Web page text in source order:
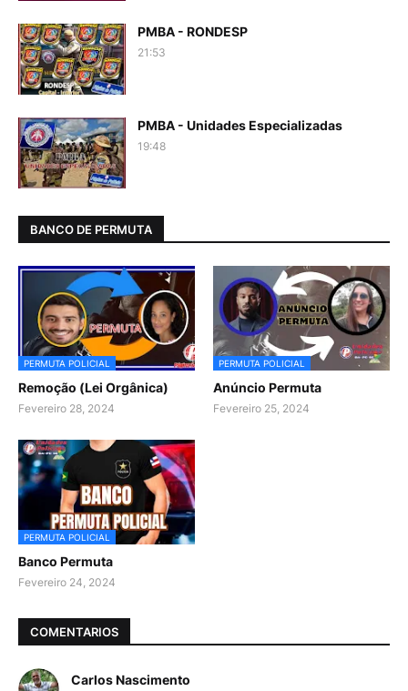
PMBA - RONDESP
21:53
PMBA - Unidades Especializadas
19:48
BANCO DE PERMUTA
PERMUTA POLICIAL
Remoção (Lei Orgânica)
Fevereiro 28, 2024
PERMUTA POLICIAL
Anúncio Permuta
Fevereiro 25, 2024
PERMUTA POLICIAL
Banco Permuta
Fevereiro 24, 2024
COMENTARIOS
Carlos Nascimento